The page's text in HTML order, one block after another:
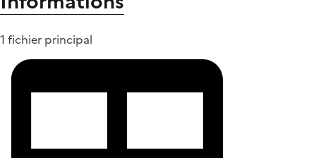
1 fichier principal